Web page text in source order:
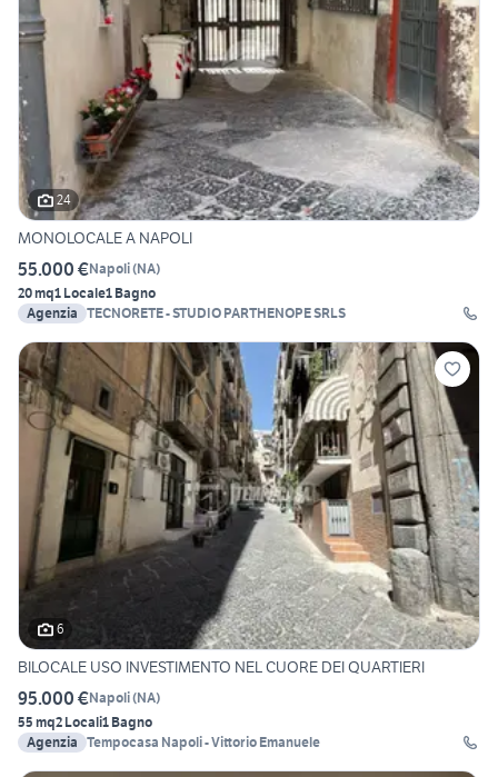
24
MONOLOCALE A NAPOLI
55.000 €Napoli(NA)
20 mq1 Locale1 Bagno
Agenzia
TECNORETE - STUDIO PARTHENOPE SRLS
6
BILOCALE USO INVESTIMENTO NEL CUORE DEI QUARTIERI
95.000 €Napoli(NA)
55 mq2 Locali1 Bagno
Agenzia Tempocasa Napoli - Vittorio Emanuele